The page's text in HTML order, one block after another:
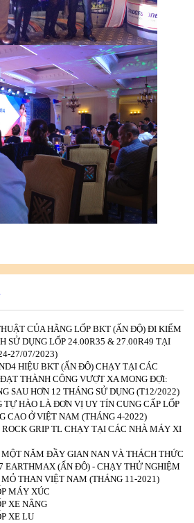
CỦA HÃNG LỐP BKT (ẤN ĐỘ) ĐI KIỂM
SỬ DỤNG LỐP 24.00R35 & 27.00R49 TẠI
27/07/2023)
HIỆU BKT (ẤN ĐỘ) CHẠY TẠI CÁC
THÀNH CÔNG VƯỢT XA MONG ĐỢI:
SAU HƠN 12 THÁNG SỬ DỤNG (T12/2022)
TỰ HÀO LÀ ĐƠN VỊ UY TÍN CUNG CẤP LỐP
CAO Ở VIỆT NAM (THÁNG 4-2022)
ROCK GRIP TL CHẠY TẠI CÁC NHÀ MÁY XI
NĂM ĐẦY GIAN NAN VÀ THÁCH THỨC
EARTHMAX (ẤN ĐỘ) - CHẠY THỬ NGHIỆM
THAN VIỆT NAM (THÁNG 11-2021)
MÁY XÚC
XE NÂNG
XE LU